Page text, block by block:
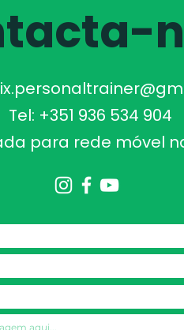
Tel: +351 936 534 904
para rede móvel